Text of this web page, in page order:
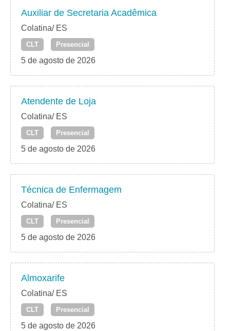
Auxiliar de Secretaria Acadêmica
Colatina/ ES
CLT Presencial
5 de agosto de 2026
Atendente de Loja
Colatina/ ES
CLT Presencial
5 de agosto de 2026
Técnica de Enfermagem
Colatina/ ES
CLT Presencial
5 de agosto de 2026
Almoxarife
Colatina/ ES
CLT Presencial
5 de agosto de 2026